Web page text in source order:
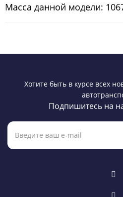
Масса данной модели:
Хотите быть в курсе всех
Подпишитесь на